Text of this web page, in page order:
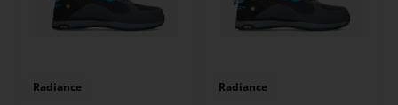
Radiance Radiance